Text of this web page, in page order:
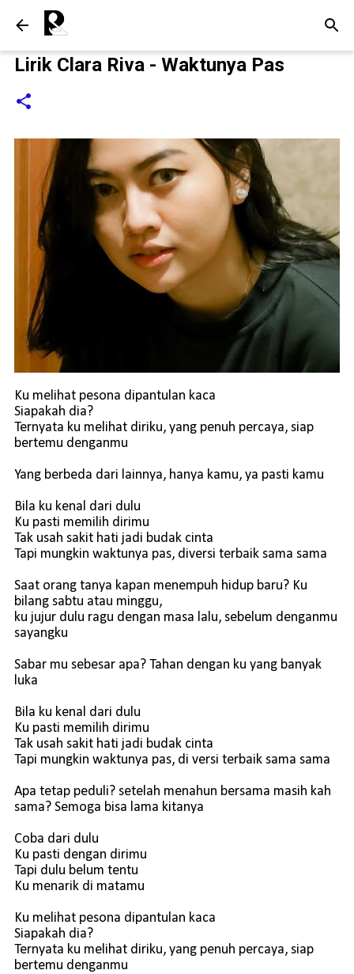
Lirik Clara Riva - Waktunya Pas
Ku melihat pesona dipantulan kaca
Siapakah dia?
Ternyata ku melihat diriku, yang penuh percaya, siap
bertemu denganmu
Yang berbeda dari lainnya, hanya kamu, ya pasti kamu
Bila ku kenal dari dulu
Ku pasti memilih dirimu
Tak usah sakit hati jadi budak cinta
Tapi mungkin waktunya pas, diversi terbaik sama sama
Saat orang tanya kapan menempuh hidup baru? Ku
bilang sabtu atau minggu,
ku jujur dulu ragu dengan masa lalu, sebelum denganmu
sayangku
Sabar mu sebesar apa? Tahan dengan ku yang banyak
luka
Bila ku kenal dari dulu
Ku pasti memilih dirimu
Tak usah sakit hati jadi budak cinta
Tapi mungkin waktunya pas, di versi terbaik sama sama
Apa tetap peduli? setelah menahun bersama masih kah
sama? Semoga bisa lama kitanya
Coba dari dulu
Ku pasti dengan dirimu
Tapi dulu belum tentu
Ku menarik di matamu
Ku melihat pesona dipantulan kaca
Siapakah dia?
Ternyata ku melihat diriku, yang penuh percaya, siap
bertemu denganmu